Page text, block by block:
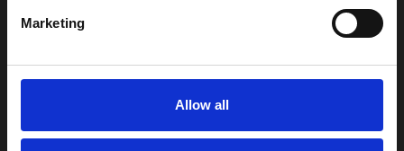
Marketing
Allow all
INFORMATIONER